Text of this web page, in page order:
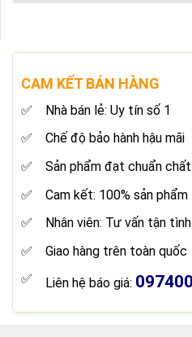
CAM KẾT BÁN HÀNG
Nhà bán lẻ: Uy tín số 1
Chế độ bảo hành hậu mãi
Sản phẩm đạt chuẩn
Cam kết: 100% sản
Nhân viên: Tư vấn tận
Giao hàng trên toàn quốc
Liên hệ báo giá: